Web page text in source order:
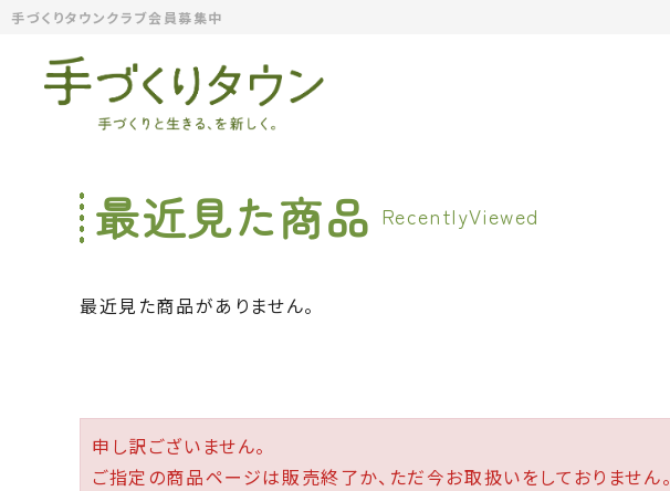
手づくりタウンクラブ会員募集中
最近見た商品
最近見た商品がありません。
申し訳ございません。
ご指定の商品ページは販売終了か、ただ今お取扱いをしておりません。